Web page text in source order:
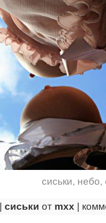
сиськи, небо,
сиськи от mxx